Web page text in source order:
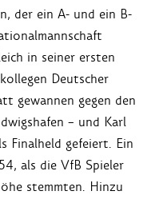
der ein A- und ein B-
in seiner ersten
Deutscher
gewannen gegen den
– und Karl
Finalheld gefeiert. Ein
als die VfB Spieler
stemmten. Hinzu